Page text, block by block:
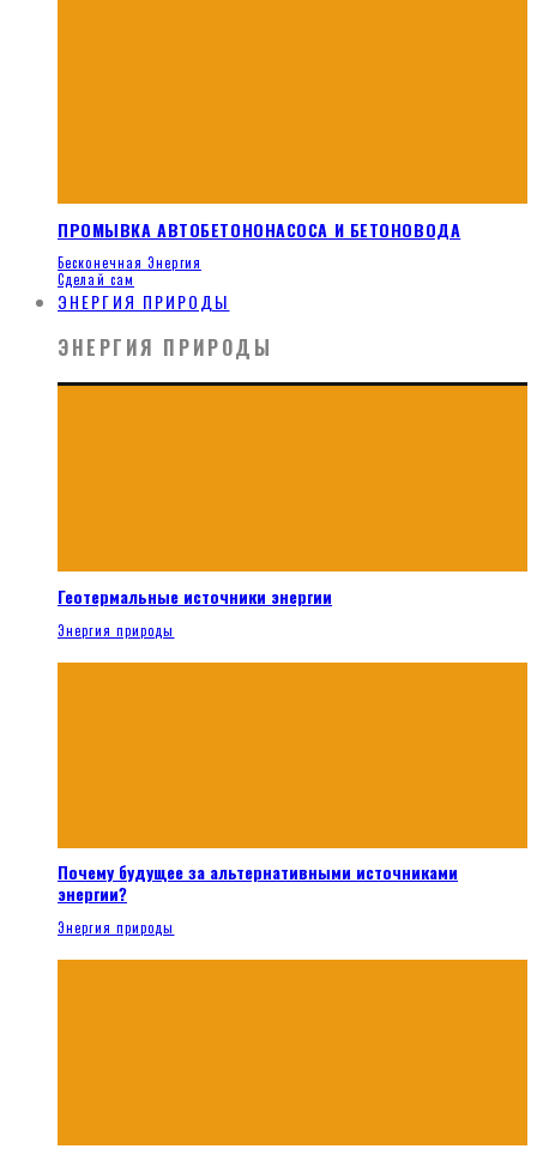
ПРОМЫВКА АВТОБЕТОНОНАСОСА И БЕТОНОВОДА
Бесконечная Энергия
Сделай сам
ЭНЕРГИЯ ПРИРОДЫ
ЭНЕРГИЯ ПРИРОДЫ
Геотермальные источники энергии
Энергия природы
Почему будущее за альтернативными источниками
энергии?
Энергия природы